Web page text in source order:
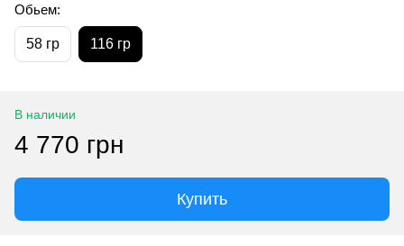
Обьем:
58 гр 116 гр
В наличии
4 770 грн
Купить